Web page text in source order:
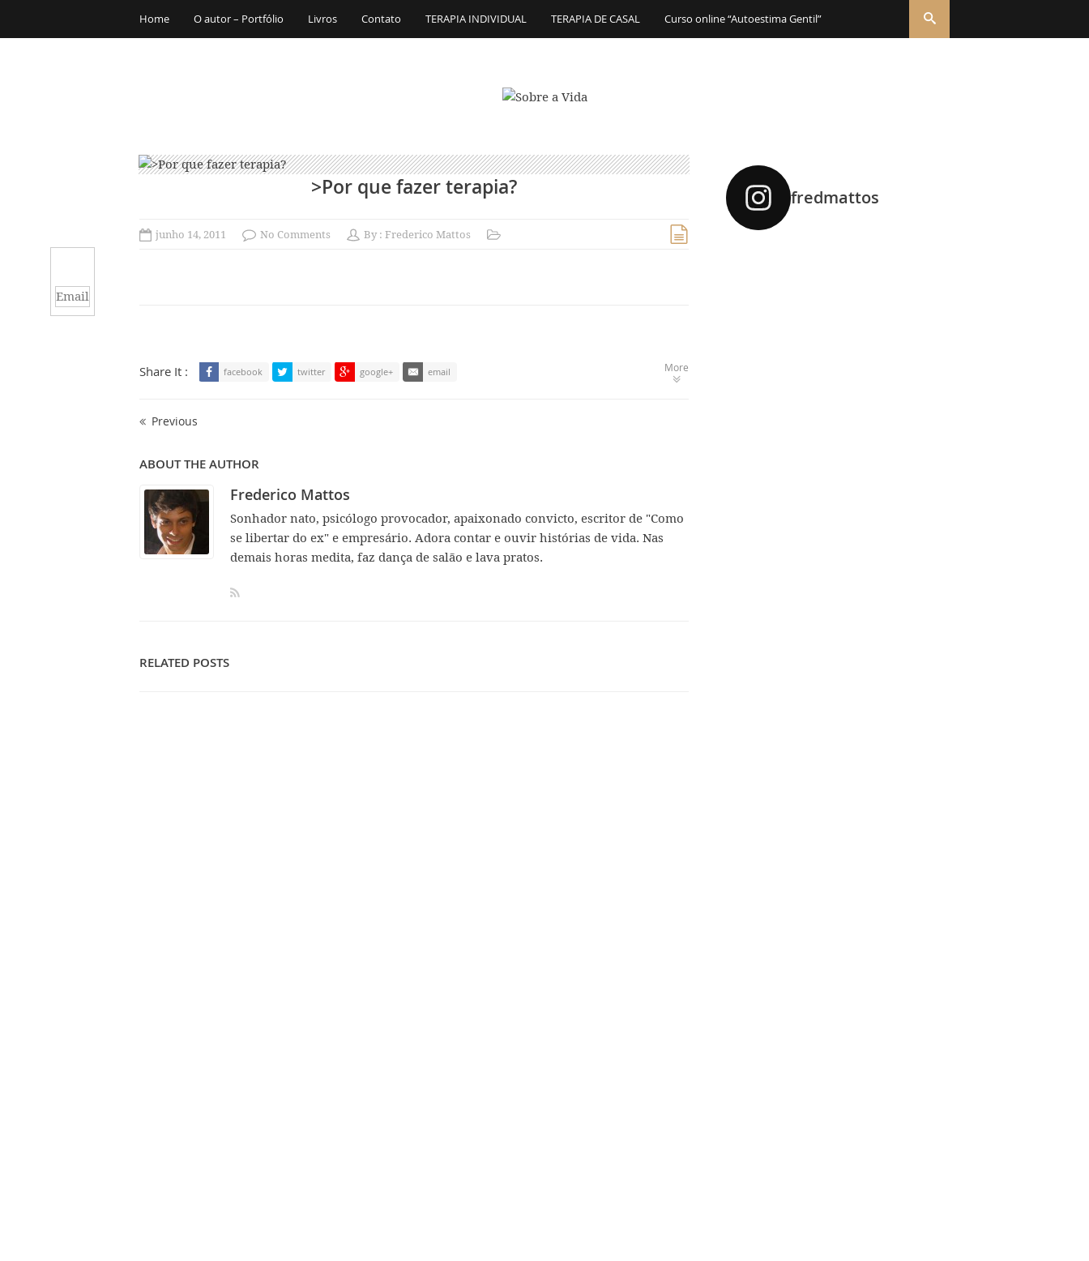
Home O autor – Portfólio Livros Contato TERAPIA INDIVIDUAL TERAPIA DE CASAL Curso online “Autoestima Gentil”
>Por que fazer terapia?
junho 14, 2011 No Comments By : Frederico Mattos
Email
Share It : facebook twitter google+ email More
Previous
ABOUT THE AUTHOR
Frederico Mattos
Sonhador nato, psicólogo provocador, apaixonado convicto, escritor de "Como
se libertar do ex" e empresário. Adora contar e ouvir histórias de vida. Nas
demais horas medita, faz dança de salão e lava pratos.
RELATED POSTS
fredmattos